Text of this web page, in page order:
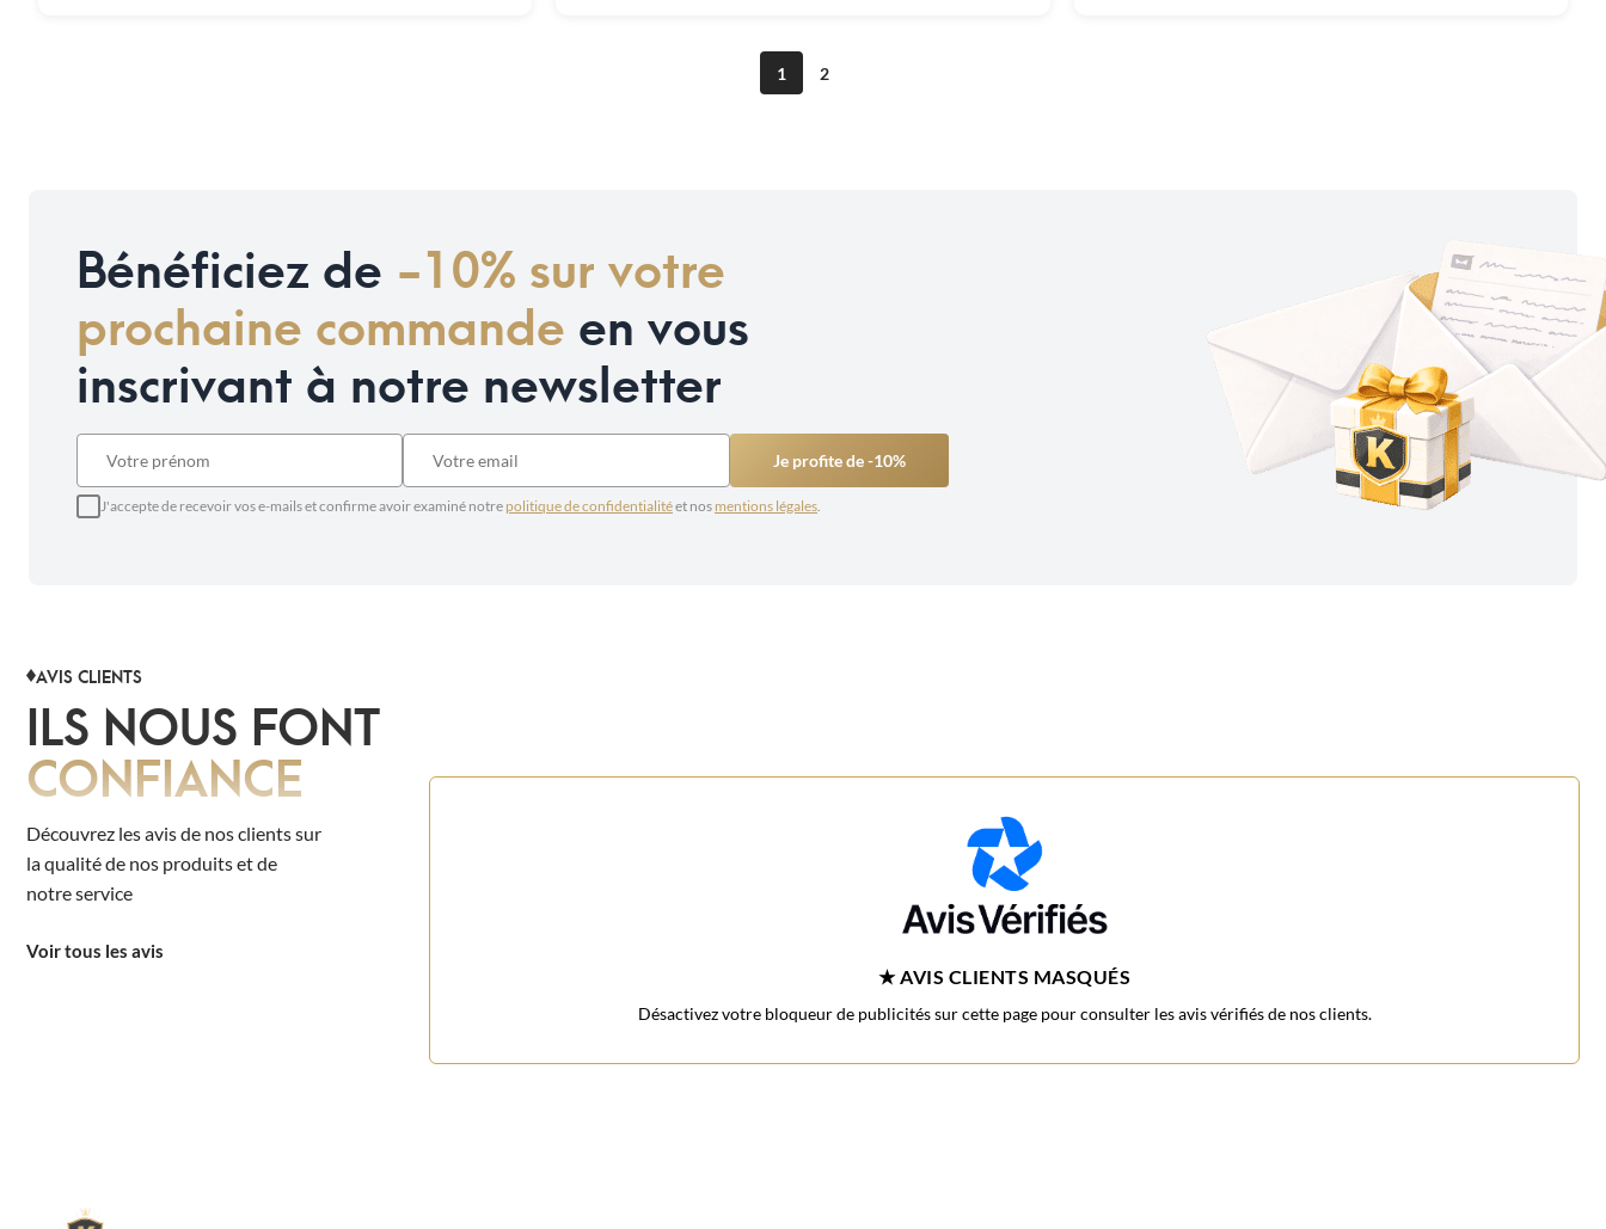
1 2
Bénéficiez de -10% sur votre
prochaine commande en vous
inscrivant à notre newsletter
Je profite de -10%
J'accepte de recevoir vos e-mails et confirme avoir examiné notre politique de confidentialitéet nos mentions légales.
AVIS CLIENTS
ILS NOUS FONT
CONFIANCE
Découvrez les avis de nos clients sur
la qualité de nos produits et de
notre service
Voir tous les avis
★ AVIS CLIENTS MASQUÉS
Désactivez votre bloqueur de publicités sur cette page pour consulter les avis vérifiés de nos clients.